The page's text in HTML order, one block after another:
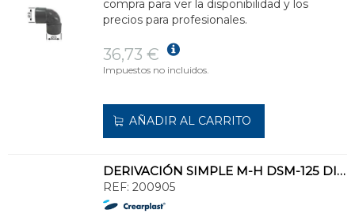
compra para ver la disponibilidad y los
precios para profesionales.
36,73 €
Impuestos no incluidos.
AÑADIR AL CARRITO
DERIVACIÓN SIMPLE M-H DSM-125 DIÁMETRO 200 87°
REF: 200905